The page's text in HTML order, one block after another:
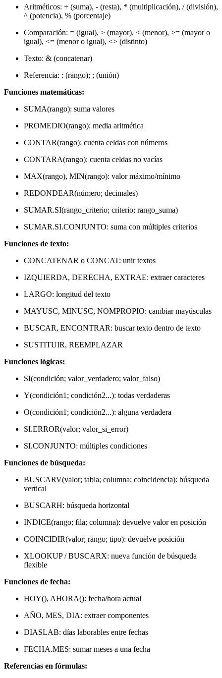
Aritméticos: + (suma), - (resta), * (multiplicación), / (división),
^ (potencia), % (porcentaje)
Comparación: = (igual), > (mayor), < (menor), >= (mayor o
igual), <= (menor o igual), <> (distinto)
Texto: & (concatenar)
Referencia: : (rango); ; (unión)
Funciones matemáticas:
SUMA(rango): suma valores
PROMEDIO(rango): media aritmética
CONTAR(rango): cuenta celdas con números
CONTARA(rango): cuenta celdas no vacías
MAX(rango), MIN(rango): valor máximo/mínimo
REDONDEAR(número; decimales)
SUMAR.SI(rango_criterio; criterio; rango_suma)
SUMAR.SI.CONJUNTO: suma con múltiples criterios
Funciones de texto:
CONCATENAR o CONCAT: unir textos
IZQUIERDA, DERECHA, EXTRAE: extraer caracteres
LARGO: longitud del texto
MAYUSC, MINUSC, NOMPROPIO: cambiar mayúsculas
BUSCAR, ENCONTRAR: buscar texto dentro de texto
SUSTITUIR, REEMPLAZAR
Funciones lógicas:
SI(condición; valor_verdadero; valor_falso)
Y(condición1; condición2...): todas verdaderas
O(condición1; condición2...): alguna verdadera
SI.ERROR(valor; valor_si_error)
SI.CONJUNTO: múltiples condiciones
Funciones de búsqueda:
BUSCARV(valor; tabla; columna; coincidencia): búsqueda
vertical
BUSCARH: búsqueda horizontal
INDICE(rango; fila; columna): devuelve valor en posición
COINCIDIR(valor; rango; tipo): devuelve posición
XLOOKUP / BUSCARX: nueva función de búsqueda
flexible
Funciones de fecha:
HOY(), AHORA(): fecha/hora actual
AÑO, MES, DIA: extraer componentes
DIASLAB: días laborables entre fechas
FECHA.MES: sumar meses a una fecha
Referencias en fórmulas: